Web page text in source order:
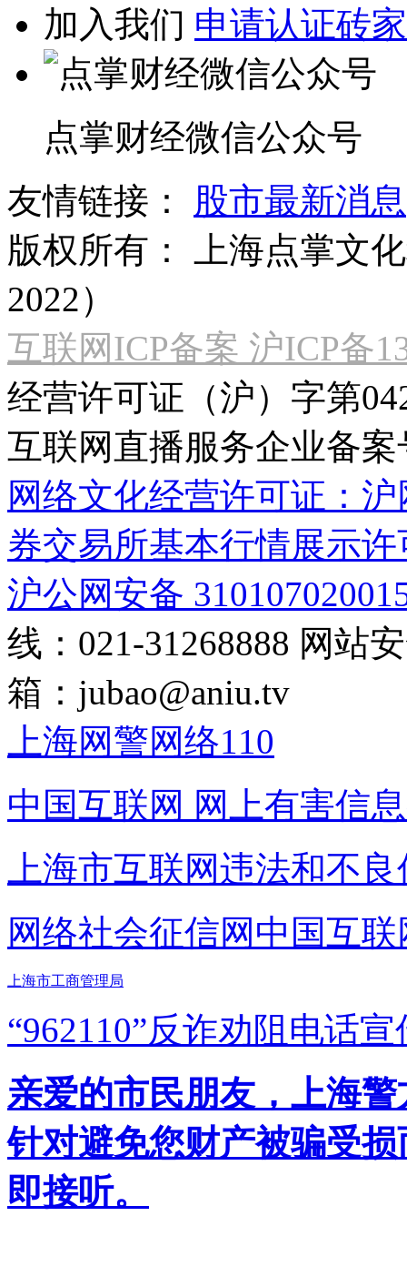
加入我们 申请认证砖家
点掌财经微信公众号
友情链接：
股市最新消息
版权所有：
上海点掌文
2022）
互联网ICP备案 沪ICP备
经营许可证（沪）字第
互联网直播服务企业备案
网络文化经营许可证：
券交易所基本行情展示许
沪公网安备
线：021-31268888 网站
箱： jubao@aniu.tv
上海网警网络110
中国互联网 网上有害信
上海市互联网违法和不
网络社会征信网 中国互
上海市工商管理局
“962110”反诈劝阻电话宣
亲爱的市民朋友，上海
针对避免您财产被骗受
即接听。